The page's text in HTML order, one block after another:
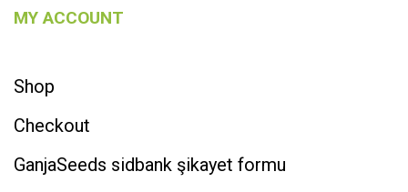
MY ACCOUNT
Shop
Checkout
GanjaSeeds sidbank şikayet formu